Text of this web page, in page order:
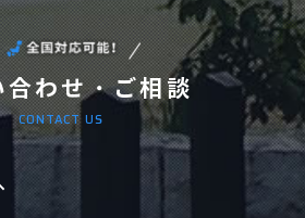
合わせ・ご相談
CONTACT US